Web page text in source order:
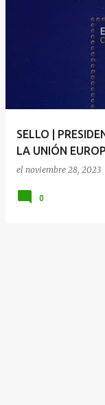
SELLO |
LA UNIÓN
el noviembre 28, 2023
0